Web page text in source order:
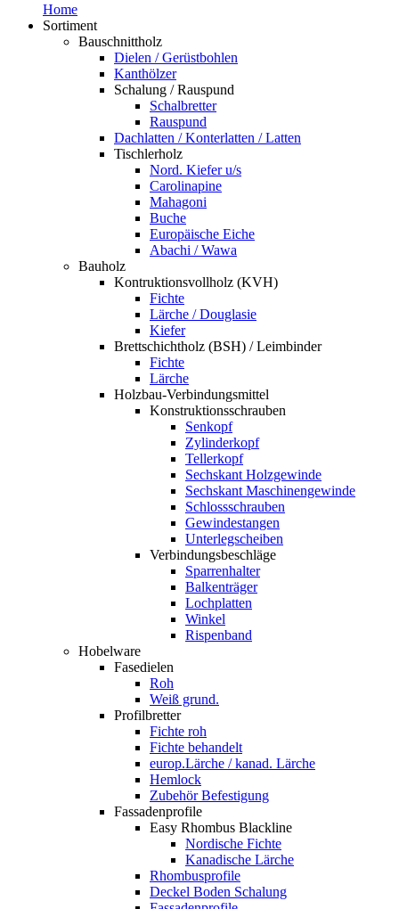
Home
Sortiment
Bauschnittholz
Dielen / Gerüstbohlen
Kanthölzer
Schalung / Rauspund
Schalbretter
Rauspund
Dachlatten / Konterlatten / Latten
Tischlerholz
Nord. Kiefer u/s
Carolinapine
Mahagoni
Buche
Europäische Eiche
Abachi / Wawa
Bauholz
Kontruktionsvollholz (KVH)
Fichte
Lärche / Douglasie
Kiefer
Brettschichtholz (BSH) / Leimbinder
Fichte
Lärche
Holzbau-Verbindungsmittel
Konstruktionsschrauben
Senkopf
Zylinderkopf
Tellerkopf
Sechskant Holzgewinde
Sechskant Maschinengewinde
Schlossschrauben
Gewindestangen
Unterlegscheiben
Verbindungsbeschläge
Sparrenhalter
Balkenträger
Lochplatten
Winkel
Rispenband
Hobelware
Fasedielen
Roh
Weiß grund.
Profilbretter
Fichte roh
Fichte behandelt
europ.Lärche / kanad. Lärche
Hemlock
Zubehör Befestigung
Fassadenprofile
Easy Rhombus Blackline
Nordische Fichte
Kanadische Lärche
Rhombusprofile
Deckel Boden Schalung